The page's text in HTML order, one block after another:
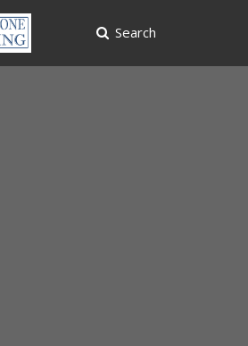
Search